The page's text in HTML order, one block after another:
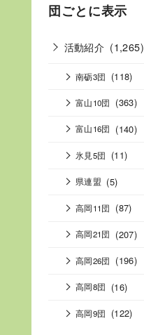
団ごとに表示
活動紹介 (1,265)
南砺3団 (118)
富山10団 (363)
富山16団 (140)
氷見5団 (11)
県連盟 (5)
高岡11団 (87)
高岡21団 (207)
高岡26団 (196)
高岡8団 (16)
高岡9団 (122)